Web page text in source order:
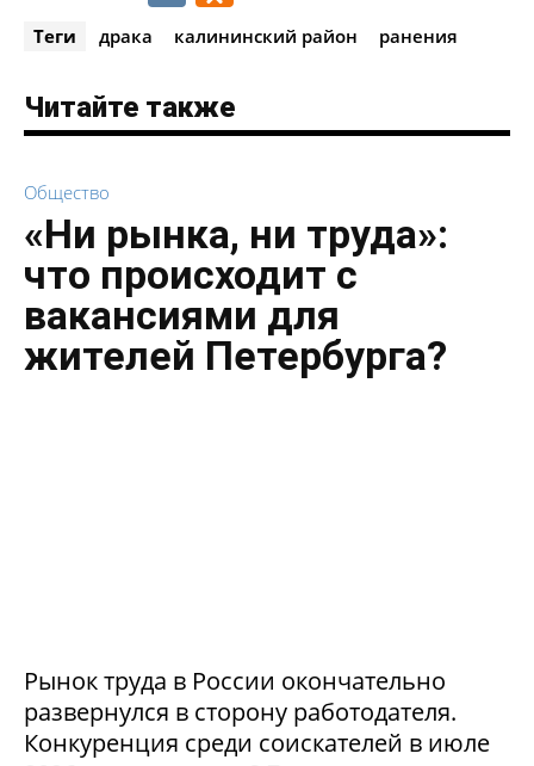
Теги драка калининский район ранения
Читайте также
Общество
«Ни рынка, ни труда»:
что происходит с
вакансиями для
жителей Петербурга?
Рынок труда в России окончательно
развернулся в сторону работодателя.
Конкуренция среди соискателей в июле